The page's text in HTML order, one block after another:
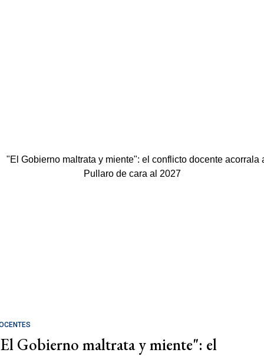
Gobierno maltrata y miente": el